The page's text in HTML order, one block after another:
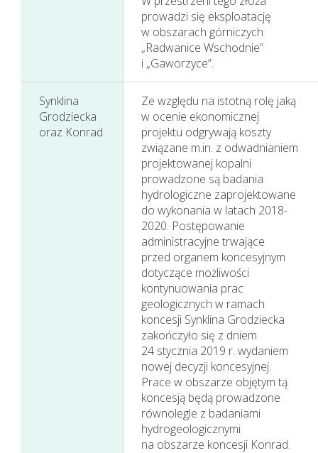
Działania w sferze
prowadzi się eksploatację
w obszarach górniczych
„Radwanice Wschodnie”
i „Gaworzyce”.
Synklina
Grodziecka
oraz Konrad
Ze względu na istotną rolę jaką
w ocenie ekonomicznej
projektu odgrywają koszty
związane m.in. z odwadnianiem
projektowanej kopalni
prowadzone są badania
hydrologiczne zaprojektowane
do wykonania w latach 2018-
2020. Postępowanie
administracyjne trwające
przed organem koncesyjnym
dotyczące możliwości
kontynuowania prac
geologicznych w ramach
koncesji Synklina Grodziecka
zakończyło się z dniem
24 stycznia 2019 r. wydaniem
nowej decyzji koncesyjnej.
Prace w obszarze objętym tą
koncesją będą prowadzone
równolegle z badaniami
hydrogeologicznymi
na obszarze koncesji Konrad.